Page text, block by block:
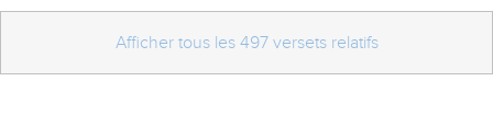
Afficher tous les 497 versets relatifs